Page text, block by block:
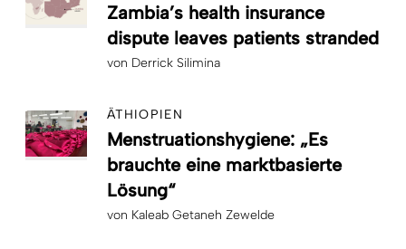
Zambia’s health insurance
dispute leaves patients stranded
von Derrick Silimina
ÄTHIOPIEN
Menstruationshygiene: „Es
brauchte eine marktbasierte
Lösung“
von Kaleab Getaneh Zewelde